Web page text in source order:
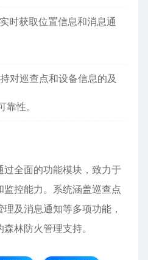
时获取位置信息和消息通
对巡查点和设备信息的及
性。
全面的功能模块，致力于
控能力。系统涵盖巡查点
及消息通知等多项功能，
林防火管理支持。